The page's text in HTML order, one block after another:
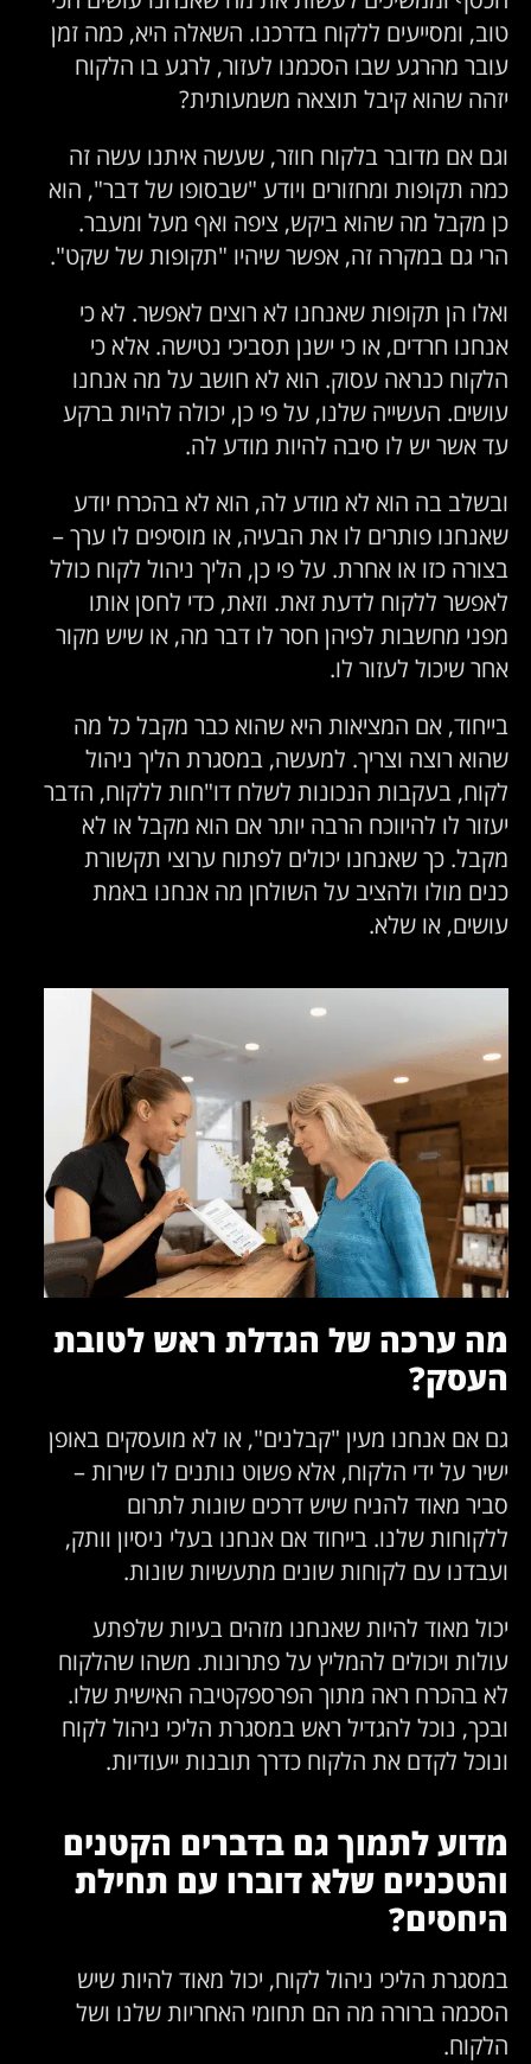
טוב, ומסייעים ללקוח בדרכנו. השאלה היא, כמה זמן
עובר מהרגע שבו הסכמנו לעזור, לרגע בו הלקוח
יזהה שהוא קיבל תוצאה משמעותית?
וגם אם מדובר בלקוח חוזר, שעשה איתנו עשה זה
כמה תקופות ומחזורים ויודע "שבסופו של דבר", הוא
כן מקבל מה שהוא ביקש, ציפה ואף מעל ומעבר.
הרי גם במקרה זה, אפשר שיהיו "תקופות של שקט".
ואלו הן תקופות שאנחנו לא רוצים לאפשר. לא כי
אנחנו חרדים, או כי ישנן תסביכי נטישה. אלא כי
הלקוח כנראה עסוק. הוא לא חושב על מה אנחנו
עושים. העשייה שלנו, על פי כן, יכולה להיות ברקע
עד אשר יש לו סיבה להיות מודע לה.
ובשלב בה הוא לא מודע לה, הוא לא בהכרח יודע
שאנחנו פותרים לו את הבעיה, או מוסיפים לו ערך –
בצורה כזו או אחרת. על פי כן, הליך ניהול לקוח כולל
לאפשר ללקוח לדעת זאת. וזאת, כדי לחסן אותו
מפני מחשבות לפיהן חסר לו דבר מה, או שיש מקור
אחר שיכול לעזור לו.
בייחוד, אם המציאות היא שהוא כבר מקבל כל מה
שהוא רוצה וצריך. למעשה, במסגרת הליך ניהול
לקוח, בעקבות הנכונות לשלח דו"חות ללקוח, הדבר
יעזור לו להיווכח הרבה יותר אם הוא מקבל או לא
מקבל. כך שאנחנו יכולים לפתוח ערוצי תקשורת
כנים מולו ולהציב על השולחן מה אנחנו באמת
עושים, או שלא.
מה ערכה של הגדלת ראש לטובת
העסק?
גם אם אנחנו מעין "קבלנים", או לא מועסקים באופן
ישיר על ידי הלקוח, אלא פשוט נותנים לו שירות –
סביר מאוד להניח שיש דרכים שונות לתרום
ללקוחות שלנו. בייחוד אם אנחנו בעלי ניסיון וותק,
ועבדנו עם לקוחות שונים מתעשיות שונות.
יכול מאוד להיות שאנחנו מזהים בעיות שלפתע
עולות ויכולים להמליץ על פתרונות. משהו שהלקוח
לא בהכרח ראה מתוך הפרספקטיבה האישית שלו.
ובכך, נוכל להגדיל ראש במסגרת הליכי ניהול לקוח
ונוכל לקדם את הלקוח כדרך תובנות ייעודיות.
מדוע לתמוך גם בדברים הקטנים
והטכניים שלא דוברו עם תחילת
היחסים?
במסגרת הליכי ניהול לקוח, יכול מאוד להיות שיש
הסכמה ברורה מה הם תחומי האחריות שלנו ושל
הלקוח.